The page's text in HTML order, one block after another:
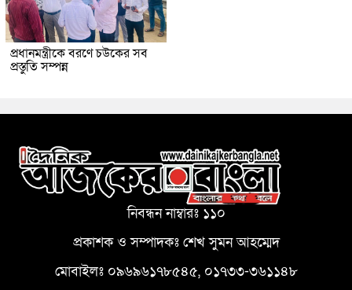
প্রধানমন্ত্রীকে বরণে চউকের সব
প্রস্তুতি সম্পন্ন
নিবন্ধন নাম্বারঃ ১১০
প্রকাশক ও সম্পাদকঃ শেখ সুমন আহম্মেদ
মোবাইলঃ ০৯৬৯৬১৭৮৫৪৫, ০১৭৩৩-৩৬১১৪৮